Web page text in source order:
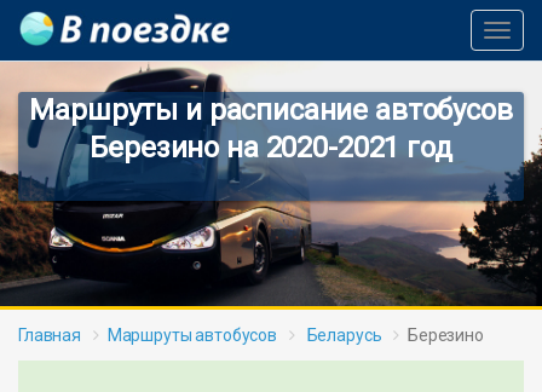
Маршруты и расписание автобусов
Березино на 2020-2021 год
Главная Маршруты автобусов Беларусь Березино